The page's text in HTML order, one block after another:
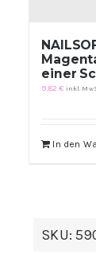
einer
9,82€ inkl.
In den
SKU: